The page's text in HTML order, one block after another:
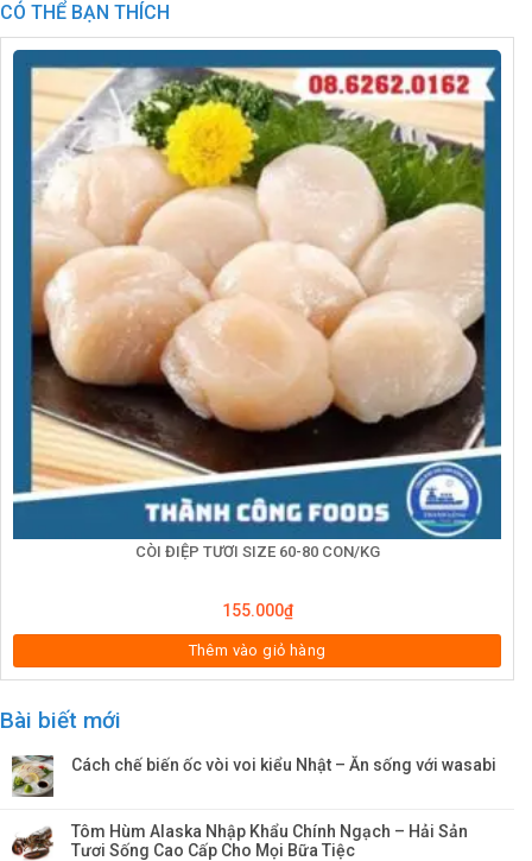
CÓ THỂ BẠN THÍCH
CÒI ĐIỆP TƯƠI SIZE 60-80 CON/KG
155.000₫
Thêm vào giỏ hàng
Bài biết mới
Cách chế biến ốc vòi voi kiểu Nhật – Ăn sống với wasabi
Tôm Hùm Alaska Nhập Khẩu Chính Ngạch – Hải Sản
Tươi Sống Cao Cấp Cho Mọi Bữa Tiệc